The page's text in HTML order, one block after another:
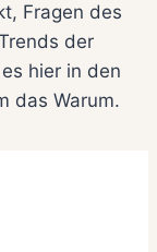
Fragen des
der
hier in den
das Warum.